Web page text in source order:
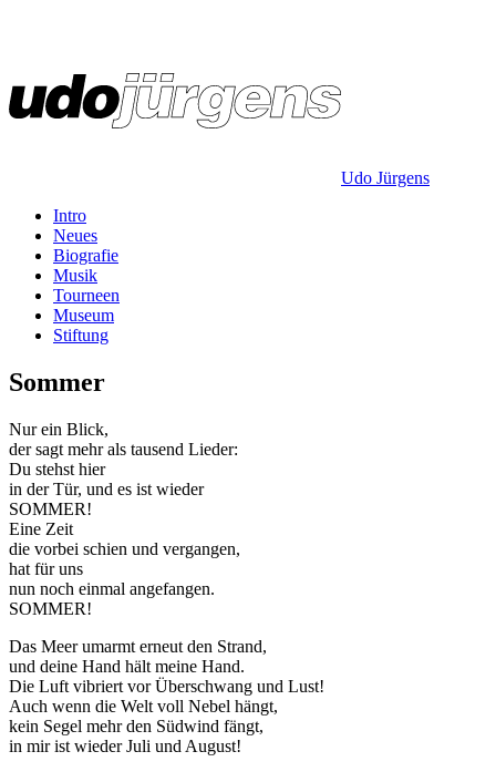
Udo Jürgens
Intro
Neues
Biografie
Musik
Tourneen
Museum
Stiftung
Sommer
Nur ein Blick,
der sagt mehr als tausend Lieder:
Du stehst hier
in der Tür, und es ist wieder
SOMMER!
Eine Zeit
die vorbei schien und vergangen,
hat für uns
nun noch einmal angefangen.
SOMMER!
Das Meer umarmt erneut den Strand,
und deine Hand hält meine Hand.
Die Luft vibriert vor Überschwang und Lust!
Auch wenn die Welt voll Nebel hängt,
kein Segel mehr den Südwind fängt,
in mir ist wieder Juli und August!